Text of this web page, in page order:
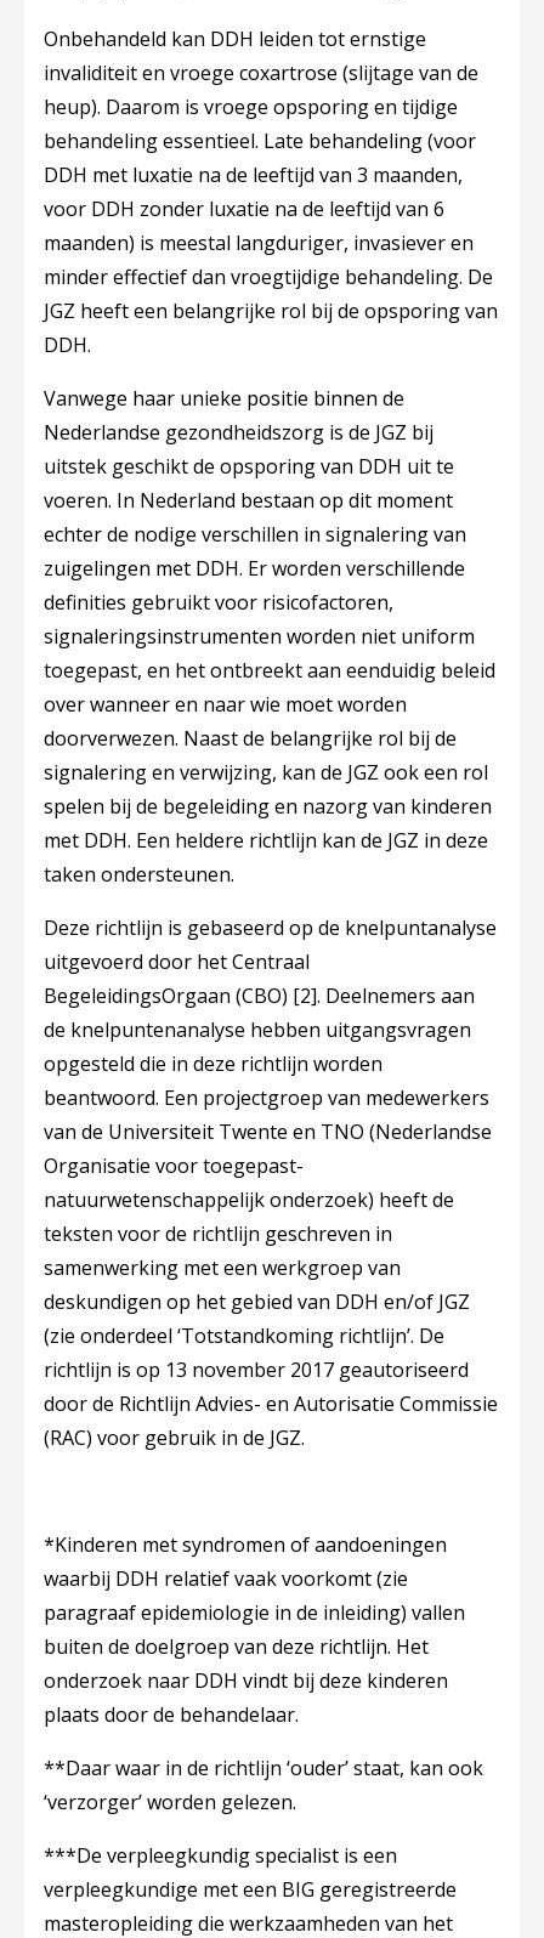
Onbehandeld kan DDH leiden tot ernstige
invaliditeit en vroege coxartrose (slijtage van de
heup). Daarom is vroege opsporing en tijdige
behandeling essentieel. Late behandeling (voor
DDH met luxatie na de leeftijd van 3 maanden,
voor DDH zonder luxatie na de leeftijd van 6
maanden) is meestal langduriger, invasiever en
minder effectief dan vroegtijdige behandeling. De
JGZ heeft een belangrijke rol bij de opsporing van
DDH.
Vanwege haar unieke positie binnen de
Nederlandse gezondheidszorg is de JGZ bij
uitstek geschikt de opsporing van DDH uit te
voeren. In Nederland bestaan op dit moment
echter de nodige verschillen in signalering van
zuigelingen met DDH. Er worden verschillende
definities gebruikt voor risicofactoren,
signaleringsinstrumenten worden niet uniform
toegepast, en het ontbreekt aan eenduidig beleid
over wanneer en naar wie moet worden
doorverwezen. Naast de belangrijke rol bij de
signalering en verwijzing, kan de JGZ ook een rol
spelen bij de begeleiding en nazorg van kinderen
met DDH. Een heldere richtlijn kan de JGZ in deze
taken ondersteunen.
Deze richtlijn is gebaseerd op de knelpuntanalyse
uitgevoerd door het Centraal
BegeleidingsOrgaan (CBO) [2]. Deelnemers aan
de knelpuntenanalyse hebben uitgangsvragen
opgesteld die in deze richtlijn worden
beantwoord. Een projectgroep van medewerkers
van de Universiteit Twente en TNO (Nederlandse
Organisatie voor toegepast-
natuurwetenschappelijk onderzoek) heeft de
teksten voor de richtlijn geschreven in
samenwerking met een werkgroep van
deskundigen op het gebied van DDH en/of JGZ
(zie onderdeel ‘Totstandkoming richtlijn’. De
richtlijn is op 13 november 2017 geautoriseerd
door de Richtlijn Advies- en Autorisatie Commissie
(RAC) voor gebruik in de JGZ.
*Kinderen met syndromen of aandoeningen
waarbij DDH relatief vaak voorkomt (zie
paragraaf epidemiologie in de inleiding) vallen
buiten de doelgroep van deze richtlijn. Het
onderzoek naar DDH vindt bij deze kinderen
plaats door de behandelaar.
**Daar waar in de richtlijn ‘ouder’ staat, kan ook
‘verzorger’ worden gelezen.
***De verpleegkundig specialist is een
verpleegkundige met een BIG geregistreerde
masteropleiding die werkzaamheden van het